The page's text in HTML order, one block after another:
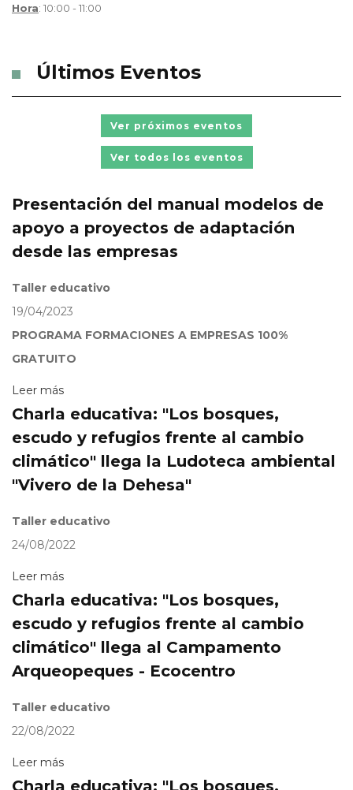
Hora: 10:00 - 11:00
Últimos Eventos
Ver próximos eventos
Ver todos los eventos
Presentación del manual modelos de
apoyo a proyectos de adaptación
desde las empresas
Taller educativo
19/04/2023
PROGRAMA FORMACIONES A EMPRESAS 100%
GRATUITO
Leer más
Charla educativa: "Los bosques,
escudo y refugios frente al cambio
climático" llega la Ludoteca ambiental
"Vivero de la Dehesa"
Taller educativo
24/08/2022
Leer más
Charla educativa: "Los bosques,
escudo y refugios frente al cambio
climático" llega al Campamento
Arqueopeques - Ecocentro
Taller educativo
22/08/2022
Leer más